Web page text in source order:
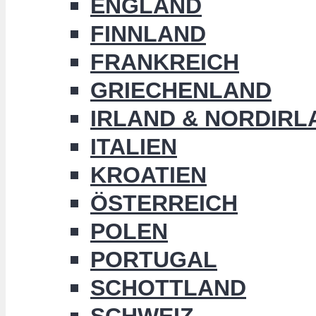
ENGLAND
FINNLAND
FRANKREICH
GRIECHENLAND
IRLAND &
ITALIEN
KROATIEN
ÖSTERREICH
POLEN
PORTUGAL
SCHOTTLAND